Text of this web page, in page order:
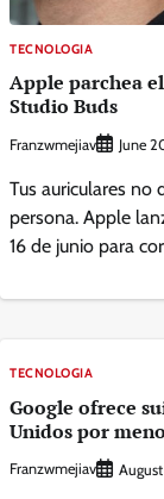
TECNOLOGIA
Apple parchea
Studio Buds
Franzwmejiav June
Tus auriculares
persona. Apple
16 de junio para
TECNOLOGIA
Google ofrece
Unidos por
Franzwmejiav